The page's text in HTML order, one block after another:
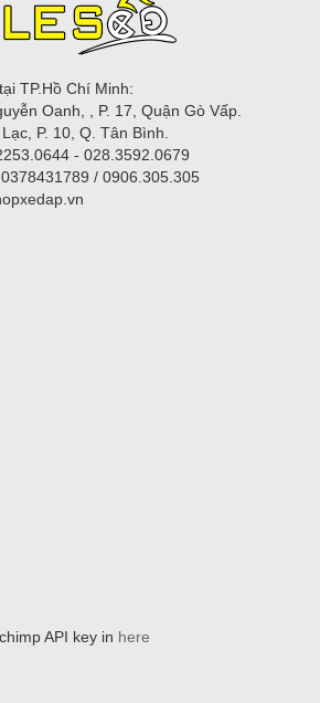
TP.Hồ Chí Minh:
Oanh, , P. 17, Quận Gò Vấp.
P. 10, Q. Tân Bình.
- 028.3592.0679
/ 0906.305.305
API key in here